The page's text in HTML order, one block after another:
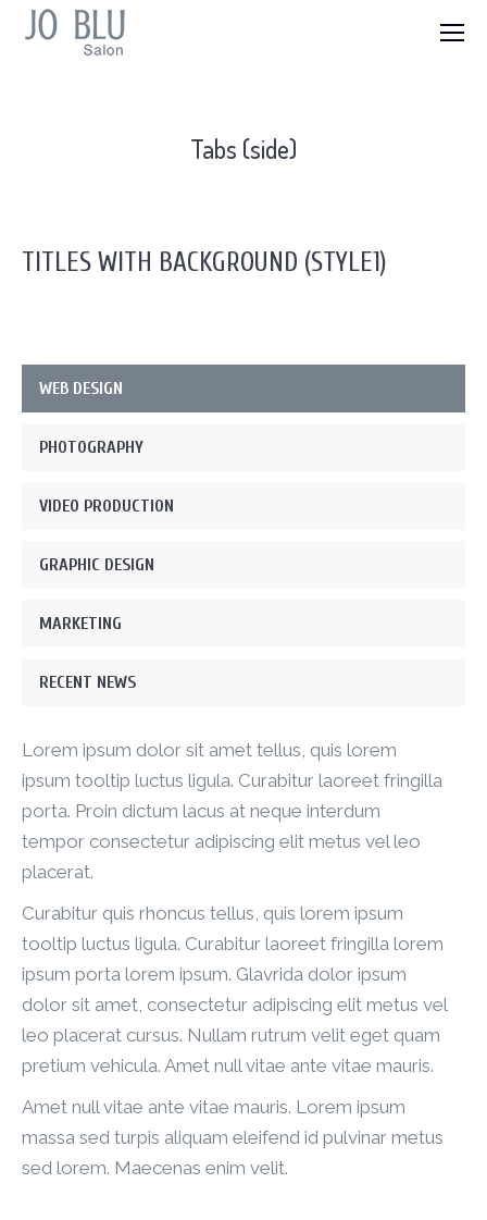
Tabs (side)
TITLES WITH BACKGROUND (STYLE1)
WEB DESIGN
PHOTOGRAPHY
VIDEO PRODUCTION
GRAPHIC DESIGN
MARKETING
RECENT NEWS
Lorem ipsum dolor sit amet tellus, quis lorem
ipsum tooltip luctus ligula. Curabitur laoreet fringilla
porta. Proin dictum lacus at neque interdum
tempor consectetur adipiscing elit metus vel leo
placerat.
Curabitur quis rhoncus tellus, quis lorem ipsum
tooltip luctus ligula. Curabitur laoreet fringilla lorem
ipsum porta lorem ipsum. Glavrida dolor ipsum
dolor sit amet, consectetur adipiscing elit metus vel
leo placerat cursus. Nullam rutrum velit eget quam
pretium vehicula. Amet null vitae ante vitae mauris.
Amet null vitae ante vitae mauris. Lorem ipsum
massa sed turpis aliquam eleifend id pulvinar metus
sed lorem. Maecenas enim velit.